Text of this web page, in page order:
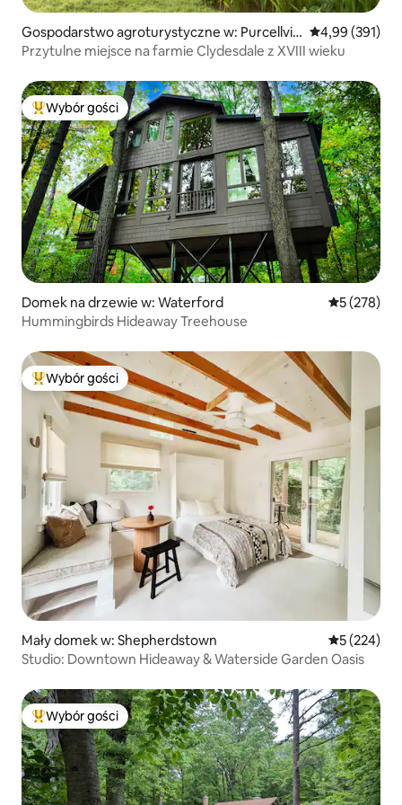
Gospodarstwo agroturystyczne w: Purcellvill
e
Średnia
4,99 (391)
Przytulne miejsce na farmie Clydesdale z XVIII wieku
Najpopularniejsze z kategorii Wybór gości
Wybór gości
Domek na drzewie w: Waterford Średnia
5 (278)
Hummingbirds Hideaway Treehouse
Najpopularniejsze z kategorii Wybór gości
Wybór gości
Mały domek w: Shepherdstown Średnia
5 (224)
Studio: Downtown Hideaway & Waterside Garden Oasis
Najpopularniejsze z kategorii Wybór gości
Wybór gości